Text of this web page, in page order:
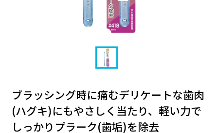
ブラッシング時に痛むデリケートな歯肉
(ハグキ)にもやさしく当たり、軽い力で
しっかりプラーク(歯垢)を除去